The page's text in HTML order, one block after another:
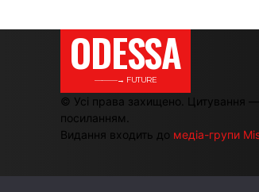
ODESSA
———→ FUTURE
© Усі права захищено. Цитування
посиланням.
Видання входить до медіа-групи